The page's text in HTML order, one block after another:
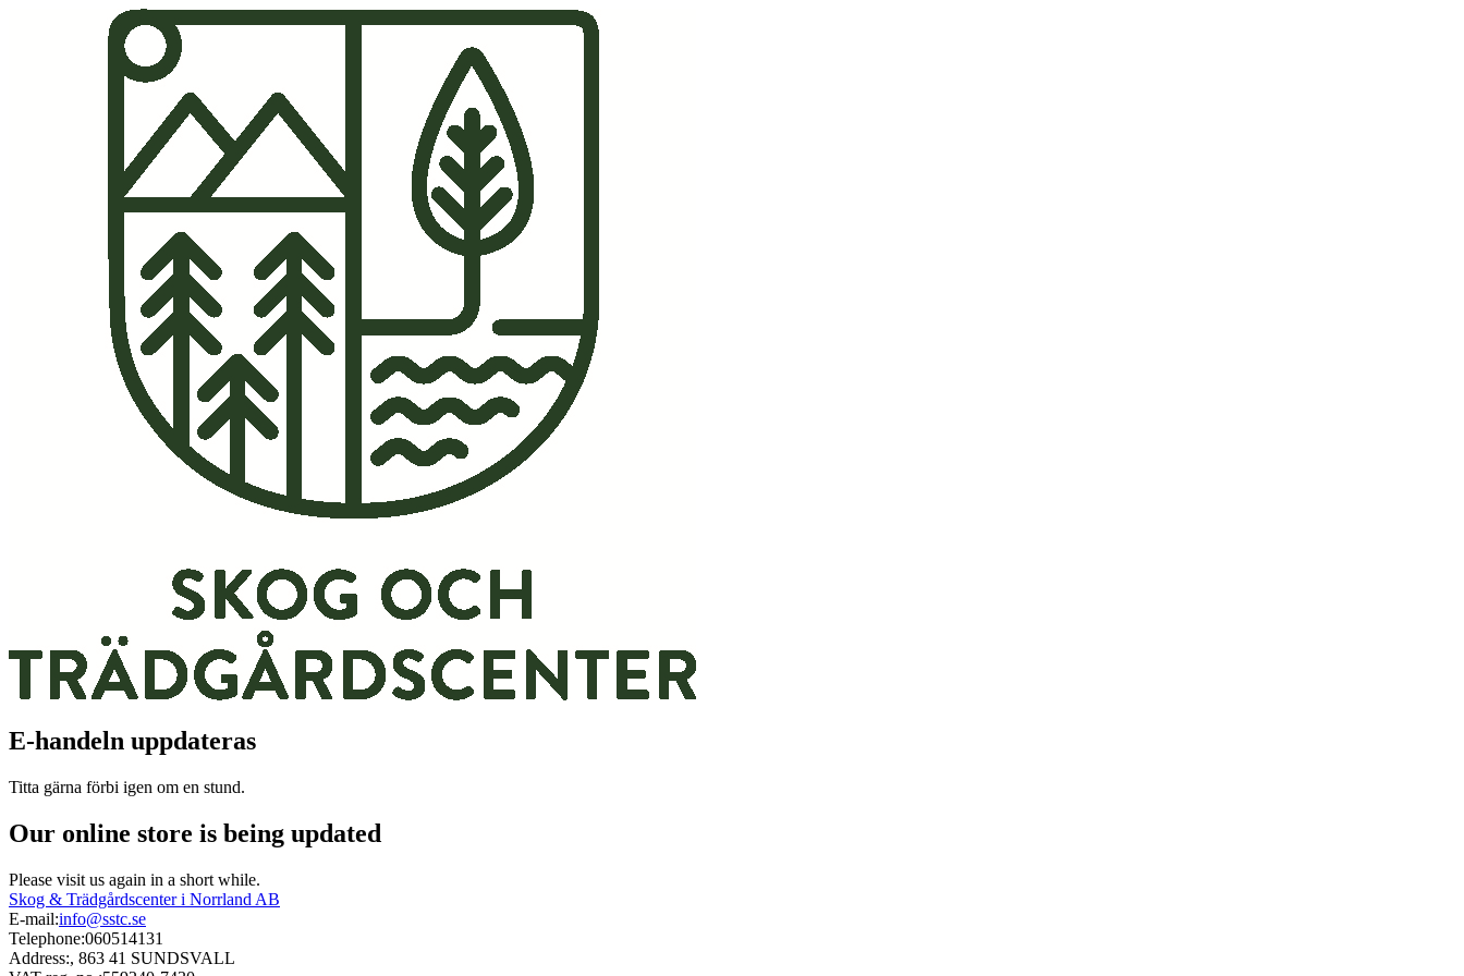
E-handeln uppdateras
Titta gärna förbi igen om en stund.
Our online store is being updated
Please visit us again in a short while.
Skog & Trädgårdscenter i Norrland AB
E-mail:info@sstc.se
Telephone:060514131
Address:, 863 41 SUNDSVALL